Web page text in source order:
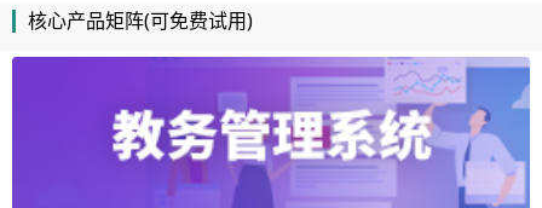
核心产品矩阵(可免费试用)